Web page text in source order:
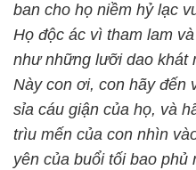
ban cho họ niềm hỷ lạc
Họ độc ác vì tham lam
như những lưỡi dao khát
Này con ơi, con hãy đến
sỉa cáu giận của họ, và
trìu mến của con nhìn
yên của buổi tối bao